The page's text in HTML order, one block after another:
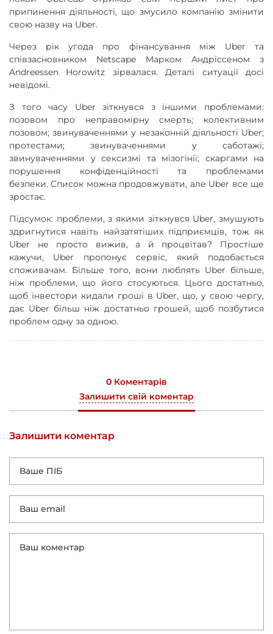
припинення діяльності, що змусило компанію змінити
свою назву на Uber.
Через рік угода про фінансування між Uber та
співзасновником Netscape Марком Андріссеном з
Andreessen Horowitz зірвалася. Деталі ситуації досі
невідомі.
З того часу Uber зіткнувся з іншими проблемами:
позовом про неправомірну смерть; колективним
позовом; звинуваченнями у незаконній діяльності Uber;
протестами; звинуваченнями у саботажі;
звинуваченнями у сексизмі та мізогінії; скаргами на
порушення конфіденційності та проблемами
безпеки. Список можна продовжувати, але Uber все ще
зростає.
Підсумок: проблеми, з якими зіткнувся Uber, змушують
здригнутися навіть найзатятіших підприємців, тож як
Uber не просто вижив, а й процвітав? Простіше
кажучи, Uber пропонує сервіс, який подобається
споживачам. Більше того, вони люблять Uber більше,
ніж проблеми, що його стосуються. Цього достатньо,
щоб інвестори кидали гроші в Uber, що, у свою чергу,
дає Uber більш ніж достатньо грошей, щоб позбутися
проблем одну за одною.
0 Коментарів
Залишити свій коментар
Залишити коментар